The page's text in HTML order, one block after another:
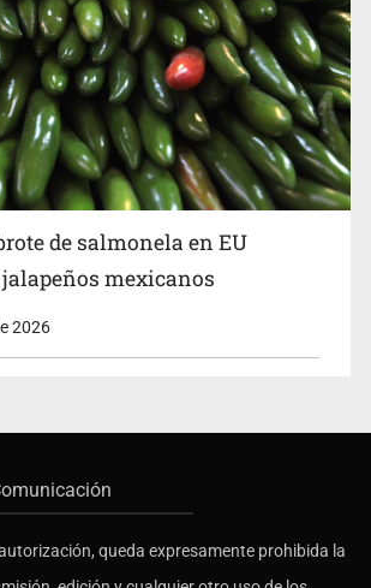
de salmonela en EU
mexicanos
2026
queda expresamente prohibida la